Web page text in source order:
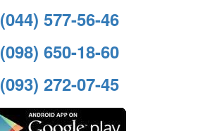
(044) 577-56-46
(098) 650-18-60
(093) 272-07-45